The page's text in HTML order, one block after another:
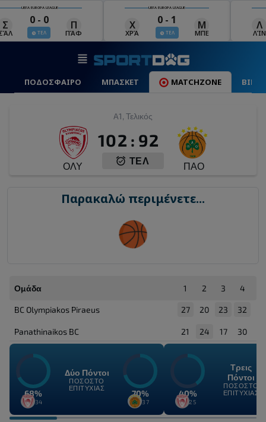
UEFA EUROPA LEAGUE
0 - 1
UEFA EUROPA LEAGUE
1 - 1
ΟΜΌ
ΠΟΔΟΣΦΑΙΡΟ ΜΠΑΣΚΕΤ MATCHZONE
A1, Τελικός
ΟΛΥ
102 : 92
ΤΕΛ ΠΑΟ
Παρακαλώ περιμένετε...
Ομάδα 1 2 3 4
BC Olympiakos Piraeus
Panathinaikos BC
27
21
20
24
23
17
32
30
68%
23/34
Δύο Πόντοι
ΠΟΣΟΣΤΌ
ΕΠΙΤΥΧΊΑΣ
70%
26/37
40%
10/25
Τρεις
Πόντοι
ΠΟΣΟΣΤΌ
ΕΠΙΤΥΧΊΑΣ